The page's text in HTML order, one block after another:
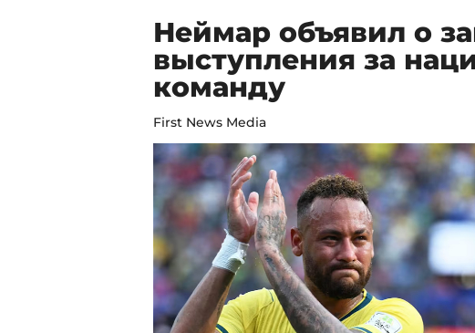
Неймар объявил о
выступления за
команду
First News Media